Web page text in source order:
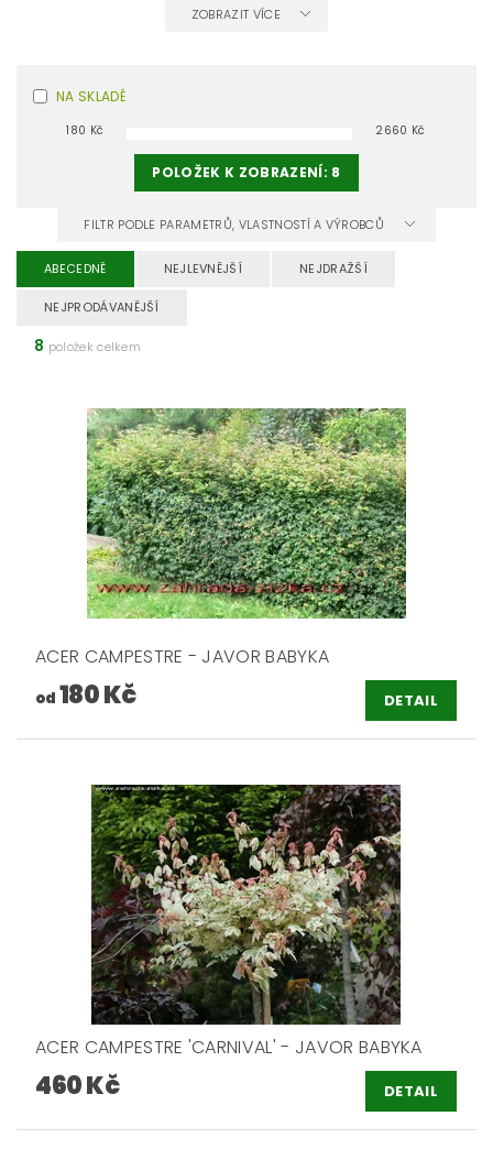
ZOBRAZIT VÍCE
NA SKLADĚ
180 Kč 2660 Kč
POLOŽEK K ZOBRAZENÍ: 8
FILTR PODLE PARAMETRŮ, VLASTNOSTÍ A VÝROBCŮ
ABECEDNĚ NEJLEVNĚJŠÍ NEJDRAŽŠÍ
NEJPRODÁVANĚJŠÍ
8 položek celkem
ACER CAMPESTRE - JAVOR BABYKA
od 180 Kč DETAIL
ACER CAMPESTRE 'CARNIVAL' - JAVOR BABYKA
460 Kč DETAIL